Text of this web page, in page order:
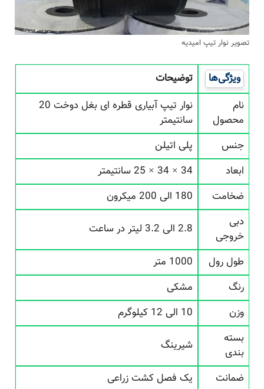
تصویر نوار تیپ امیدیه
ویژگی‌ها
توضیحات
محصول
نوار تیپ آبیاری قطره ای بغل دوخت 20
سانتیمتر
جنس
پلی اتیلن
ابعاد
ضخامت
180 الی 200 میکرون
خروجی
طول رول
1000 متر
رنگ
مشکی
بسته
بندی
شیرینگ
ضمانت یک فصل کشت زراعی